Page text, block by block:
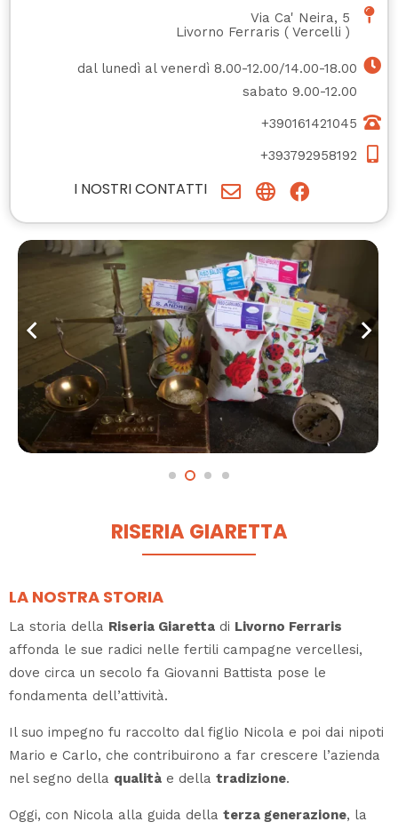
Via Ca' Neira, 5
Livorno Ferraris ( Vercelli )
dal lunedì al venerdì 8.00-12.00/14.00-18.00
sabato 9.00-12.00
+390161421045
+393792958192
I NOSTRI CONTATTI
RISERIA GIARETTA
LA NOSTRA STORIA
La storia della Riseria Giaretta di Livorno Ferraris
affonda le sue radici nelle fertili campagne vercellesi,
dove circa un secolo fa Giovanni Battista pose le
fondamenta dell’attività.
Il suo impegno fu raccolto dal figlio Nicola e poi dai nipoti
Mario e Carlo, che contribuirono a far crescere l’azienda
nel segno della qualità e della tradizione.
Oggi, con Nicola alla guida della terza generazione, la